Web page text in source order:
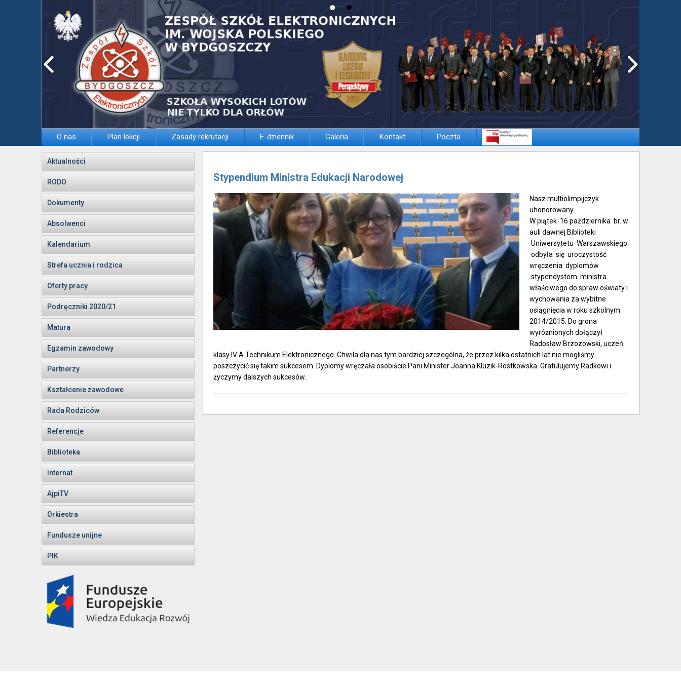
O nas Plan lekcji Zasady rekrutacji E-dziennik Galeria Kontakt Poczta
Aktualności
RODO
Dokumenty
Absolwenci
Kalendarium
Strefa ucznia i rodzica
Oferty pracy
Podręczniki 2020/21
Matura
Egzamin zawodowy
Partnerzy
Kształcenie zawodowe
Rada Rodziców
Referencje
Biblioteka
Internat
AjpiTV
Orkiestra
Fundusze unijne
PIK
Stypendium Ministra Edukacji Narodowej
Nasz multiolimpijczyk
uhonorowany
W piątek 16 października br. w
auli dawnej Biblioteki
Uniwersytetu Warszawskiego
odbyła się uroczystość
wręczenia dyplomów
stypendystom ministra
właściwego do spraw oświaty i
wychowania za wybitne
osiągnięcia w roku szkolnym
2014/2015. Do grona
wyróżnionych dołączył
Radosław Brzozowski, uczeń
klasy IV A Technikum Elektronicznego. Chwila dla nas tym bardziej szczególna, że przez kilka ostatnich lat nie mogliśmy
poszczycić się takim sukcesem. Dyplomy wręczała osobiście Pani Minister Joanna Kluzik-Rostkowska. Gratulujemy Radkowi i
życzymy dalszych sukcesów.